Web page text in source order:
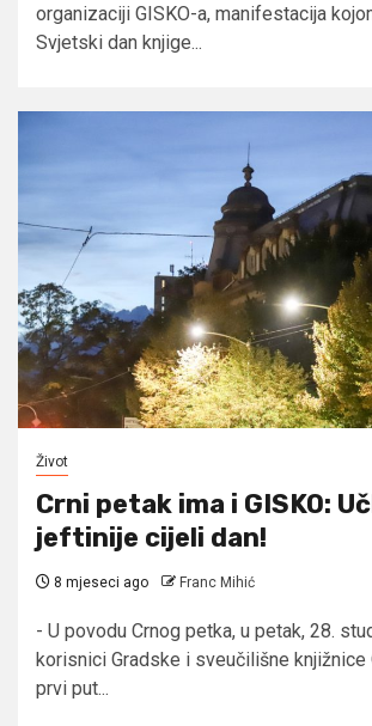
organizaciji GISKO-a, manifestacija
Svjetski dan knjige...
Život
Crni petak ima i GISKO:
jeftinije cijeli dan!
8 mjeseci ago Franc Mihić
- U povodu Crnog petka, u petak, 28.
korisnici Gradske i sveučilišne knjižnice
prvi put...